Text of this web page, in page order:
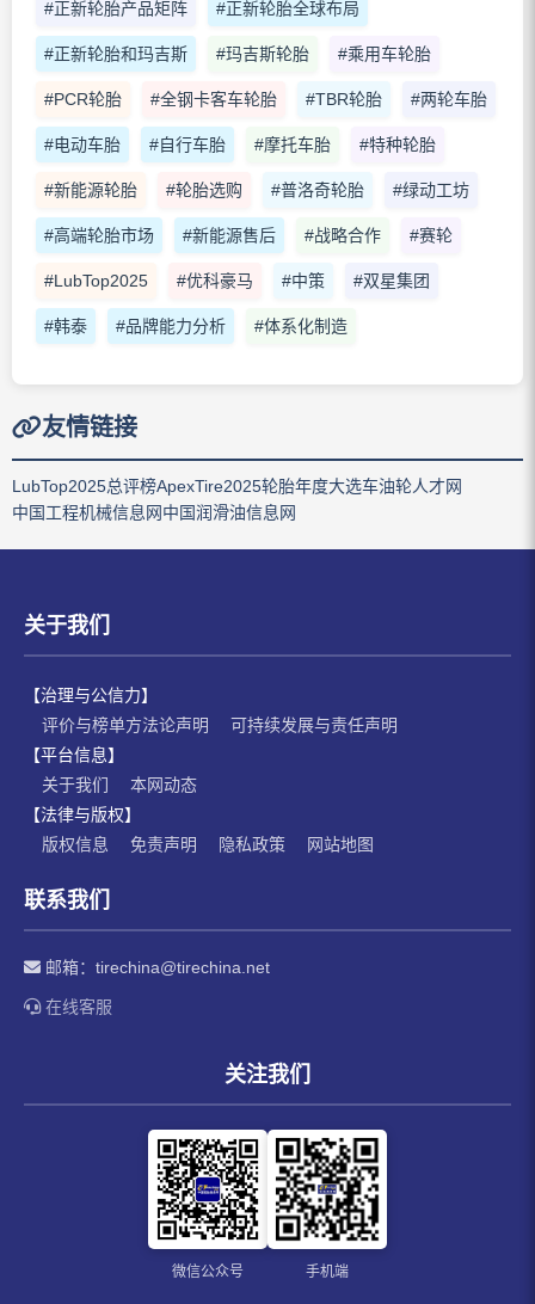
#正新轮胎产品矩阵 #正新轮胎全球布局
#正新轮胎和玛吉斯 #玛吉斯轮胎 #乘用车轮胎
#PCR轮胎 #全钢卡客车轮胎 #TBR轮胎 #两轮车胎
#电动车胎 #自行车胎 #摩托车胎 #特种轮胎
#新能源轮胎 #轮胎选购 #普洛奇轮胎 #绿动工坊
#高端轮胎市场 #新能源售后 #战略合作 #赛轮
#LubTop2025 #优科豪马 #中策 #双星集团
#韩泰 #品牌能力分析 #体系化制造
友情链接
LubTop2025总评榜ApexTire2025轮胎年度大选车油轮人才网
中国工程机械信息网中国润滑油信息网
关于我们
【治理与公信力】
评价与榜单方法论声明
可持续发展与责任声明
【平台信息】
关于我们
本网动态
【法律与版权】
版权信息
免责声明 隐私政策 网站地图
联系我们
邮箱： tirechina@tirechina.net
在线客服
关注我们
微信公众号 手机端